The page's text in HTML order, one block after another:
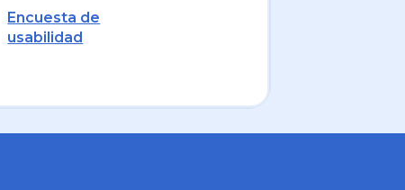
Encuesta de
usabilidad